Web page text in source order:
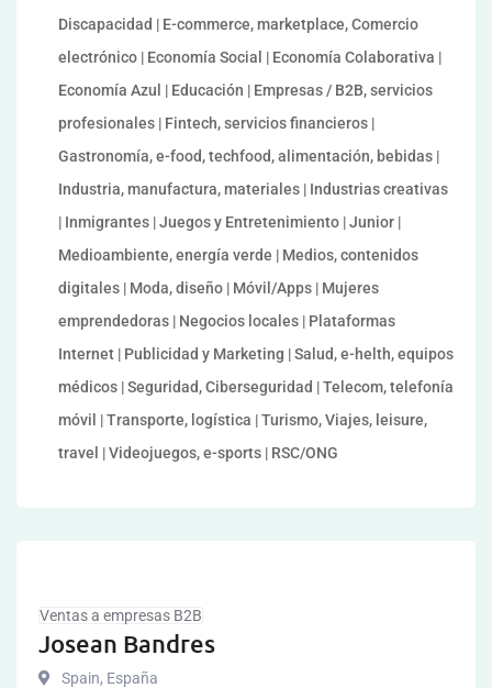
Discapacidad | E-commerce, marketplace, Comercio
electrónico | Economía Social | Economía Colaborativa |
Economía Azul | Educación | Empresas / B2B, servicios
profesionales | Fintech, servicios financieros |
Gastronomía, e-food, techfood, alimentación, bebidas |
Industria, manufactura, materiales | Industrias creativas
| Inmigrantes | Juegos y Entretenimiento | Junior |
Medioambiente, energía verde | Medios, contenidos
digitales | Moda, diseño | Móvil/Apps | Mujeres
emprendedoras | Negocios locales | Plataformas
Internet | Publicidad y Marketing | Salud, e-helth, equipos
médicos | Seguridad, Ciberseguridad | Telecom, telefonía
móvil | Transporte, logística | Turismo, Viajes, leisure,
travel | Videojuegos, e-sports | RSC/ONG
Ventas a empresas B2B
Josean Bandres
Spain, España